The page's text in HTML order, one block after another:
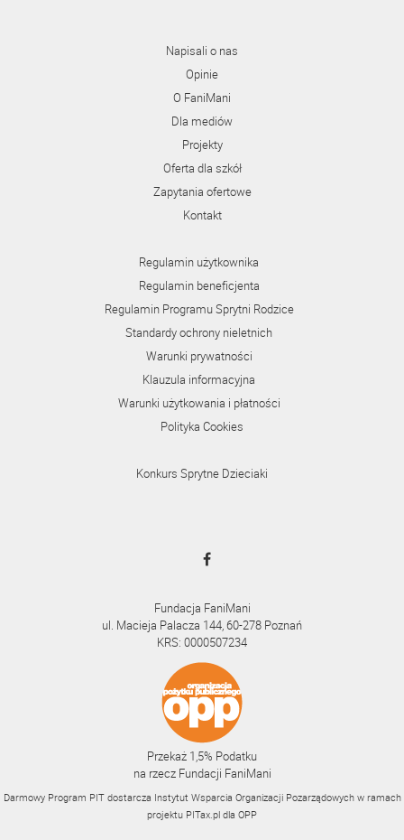
Napisali o nas
Opinie
O FaniMani
Dla mediów
Projekty
Oferta dla szkół
Zapytania ofertowe
Kontakt
Regulamin użytkownika
Regulamin beneficjenta
Regulamin Programu Sprytni Rodzice
Standardy ochrony nieletnich
Warunki prywatności
Klauzula informacyjna
Warunki użytkowania i płatności
Polityka Cookies
Konkurs Sprytne Dzieciaki
Fundacja FaniMani
ul. Macieja Palacza 144, 60-278 Poznań
KRS: 0000507234
Przekaż 1,5% Podatku
na rzecz Fundacji FaniMani
Darmowy Program PIT dostarcza Instytut Wsparcia Organizacji Pozarządowych w ramach
projektu PITax.pl dla OPP